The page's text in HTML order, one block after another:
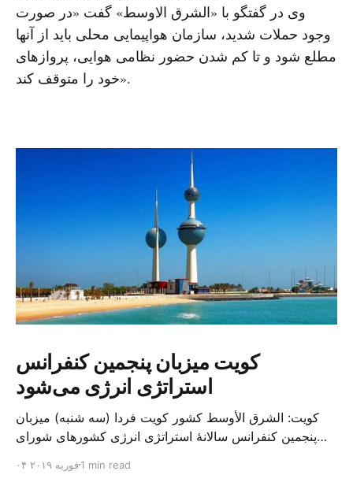
وی در گفتگو با «الشرق الاوسط» گفت «در صورت
وجود حملات شدید، سازمان هواپیمایی محلی باید از آنها
مطلع شود و تا کم شدن حضور نظامی هوایی، پروازهای
خود را متوقف کند».
کویت میزبان پنجمین کنفرانس
استراتژی انرژی می‌شود
کویت: الشرق الأوسط کشور کویت فردا (سه شنبه) میزبان
پنجمین کنفرانس سالانهٔ استراتژی انرژی کشورهای شورای
متخصص از شرکت‌های جهانی نفت و گاز در این کنفرانس
۰۴ فوریه ۲۰۱۹1 min read